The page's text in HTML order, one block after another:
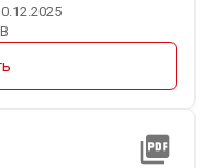
picture_as_pdf